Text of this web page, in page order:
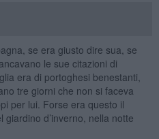
se era giusto dire sua, se
le sue citazioni di
era di portoghesi benestanti,
tre giorni che non si faceva
per lui. Forse era questo il
d’inverno, nella notte